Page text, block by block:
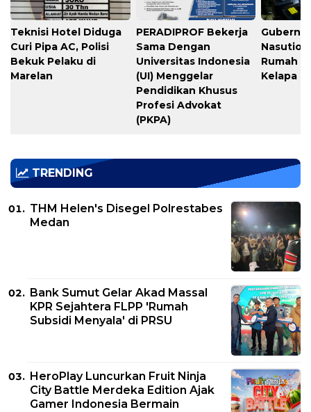
Teknisi Hotel Diduga
Curi Pipa AC, Polisi
Bekuk Pelaku di
Marelan
PERADIPROF Bekerja
Sama Dengan
Universitas Indonesia
(UI) Menggelar
Pendidikan Khusus
Profesi Advokat
(PKPA)
Rumah
Kelapa
TRENDING
THM Helen's Disegel Polrestabes
Medan
Bank Sumut Gelar Akad Massal
KPR Sejahtera FLPP 'Rumah
Subsidi Menyala' di PRSU
HeroPlay Luncurkan Fruit Ninja
City Battle Merdeka Edition Ajak
Gamer Indonesia Bermain